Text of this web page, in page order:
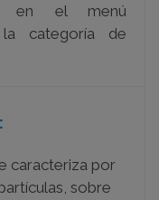
en el menú
categoría de
caracteriza por
sobre